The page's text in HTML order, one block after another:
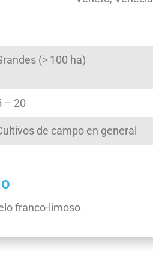
(> 100 ha)
– 20
de campo en general
franco-limoso